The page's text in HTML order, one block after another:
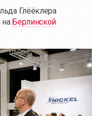
Глёёклера
на Берлинской